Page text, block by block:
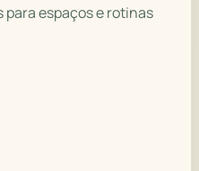
espaços e rotinas